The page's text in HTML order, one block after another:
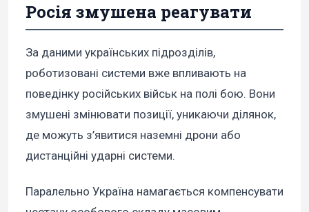
Росія змушена реагувати
За даними українських підрозділів,
роботизовані системи вже впливають на
поведінку російських військ на полі бою. Вони
змушені змінювати позиції, уникаючи ділянок,
де можуть з’явитися наземні дрони або
дистанційні ударні системи.
Паралельно Україна намагається компенсувати